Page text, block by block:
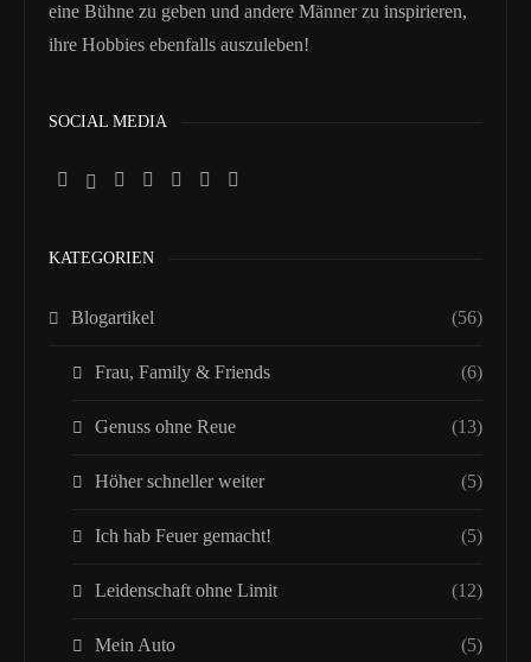
eine Bühne zu geben und andere Männer zu inspirieren,
ihre Hobbies ebenfalls auszuleben!
SOCIAL MEDIA
KATEGORIEN
Blogartikel (56)
Frau, Family & Friends (6)
Genuss ohne Reue (13)
Höher schneller weiter (5)
Ich hab Feuer gemacht! (5)
Leidenschaft ohne Limit (12)
Mein Auto (5)